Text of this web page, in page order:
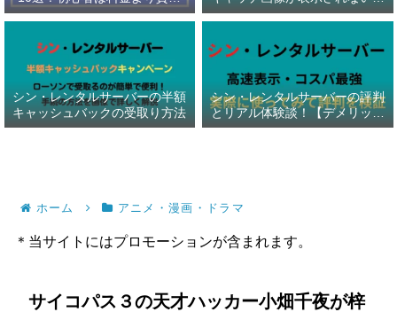
対応の有無を重視！
因と対処法
シン・レンタルサーバーの半額
キャッシュバックの受取り方法
シン・レンタルサーバーの評判
とリアル体験談！【デメリット
暴露】
ホーム アニメ・漫画・ドラマ
＊当サイトにはプロモーションが含まれます。
サイコパス３の天才ハッカー小畑千夜が梓